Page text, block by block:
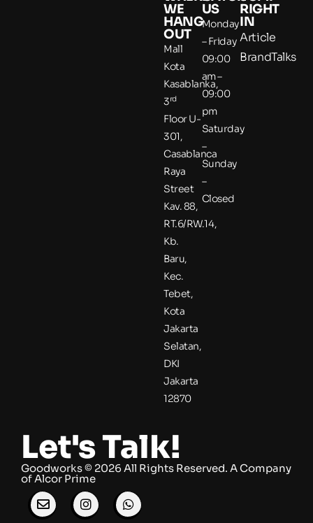
WE
HANG
OUT
Mall
Kota
Kasablanka,
3rd
Floor U-
301,
Casablanca
Raya
Street
Kav. 88,
RT.6/RW.14,
Kb.
Baru,
Kec.
Tebet,
Kota
Jakarta
Selatan,
DKI
Jakarta
12870
US
Monday
– Friday
09:00
am –
09:00
pm
Saturday
–
Sunday
–
Closed
RIGHT
IN
Article
BrandTalks
Let's Talk!
Goodworks © 2026 All Rights Reserved. ​A Company
ofAlcor Prime